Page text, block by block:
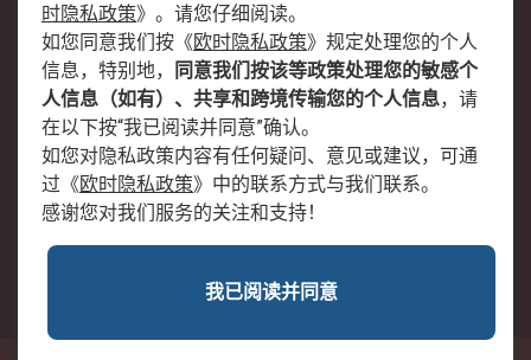
欧时销售条款
账户和付款
企业集团
全球办事处
关于我们
新闻中心
加入我们
沪公网安备 31011502009054号
时隐私政策》 。请您仔细阅读。
如您同意我们按 《欧时隐私政策》 规定处理您的个人
信息，特别地，
同意我们按该等政策处理您的敏感个
人信息（如有）、共享和跨境传输您的个人信息，请
在以下按“我已阅读并同意”确认。
如您对隐私政策内容有任何疑问、意见或建议，可通
过 《欧时隐私政策》 中的联系方式与我们联系。
感谢您对我们服务的关注和支持！
我已阅读并同意